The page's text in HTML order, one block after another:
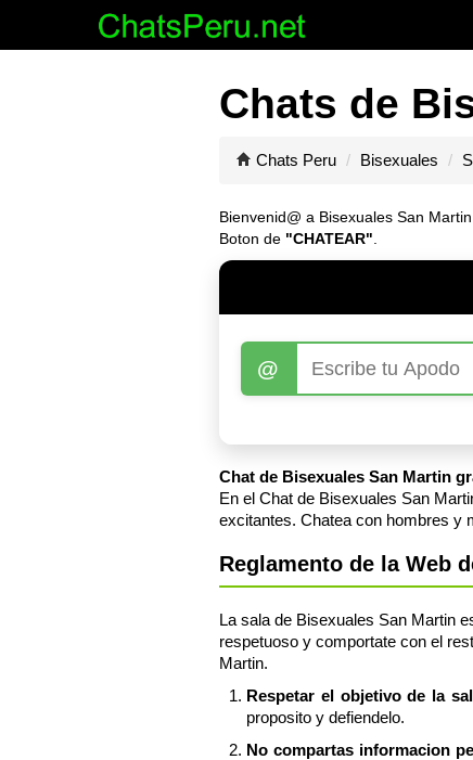
Chats de
Chats Peru Bisexuales
Bienvenid@ a Bisexuales San
Boton de "CHATEAR"
@
Chat de Bisexuales San Martin
En el Chat de Bisexuales San
excitantes. Chatea con hombres y
Reglamento de la Web
La sala de Bisexuales San Martin
respetuoso y comportate con el
Martin.
Respetar el objetivo de la
proposito y defiendelo.
No compartas informacion